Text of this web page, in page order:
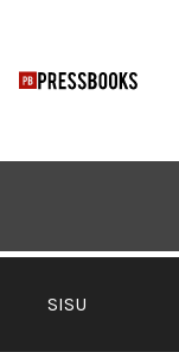
juurde
SISU